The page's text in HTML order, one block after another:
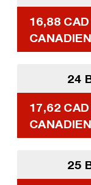
16,88
24
17,62
25